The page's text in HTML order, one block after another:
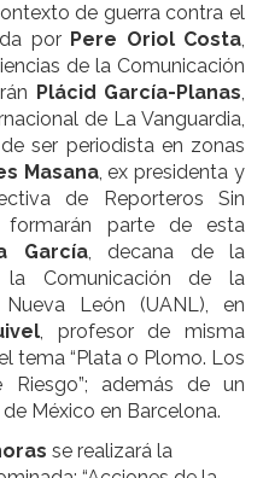
de guerra contra el
por Pere Oriol Costa,
de la Comunicación
Plácid García-Planas,
de La Vanguardia,
ser periodista en zonas
Masana, ex presidenta y
de Reporteros Sin
formarán parte de esta
García, decana de la
Comunicación de la
León (UANL), en
, profesor de misma
tema “Plata o Plomo. Los
Riesgo”; además de un
México en Barcelona.
se realizará la